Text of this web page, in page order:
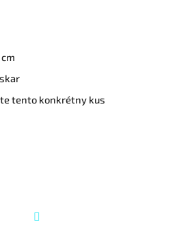
tento konkrétny kus